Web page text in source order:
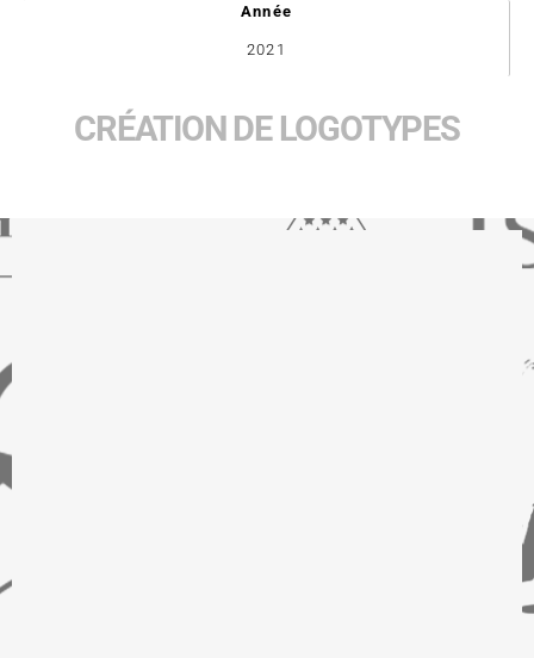
Année
2021
CRÉATION DE LOGOTYPES